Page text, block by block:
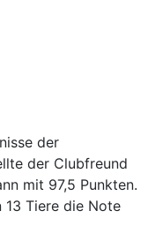
der
der Clubfreund
mit 97,5 Punkten.
13 Tiere die Note